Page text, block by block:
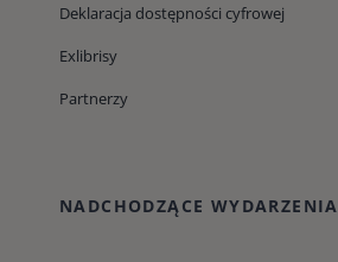
Deklaracja dostępności cyfrowej
Exlibrisy
Partnerzy
NADCHODZĄCE WYDARZENIA